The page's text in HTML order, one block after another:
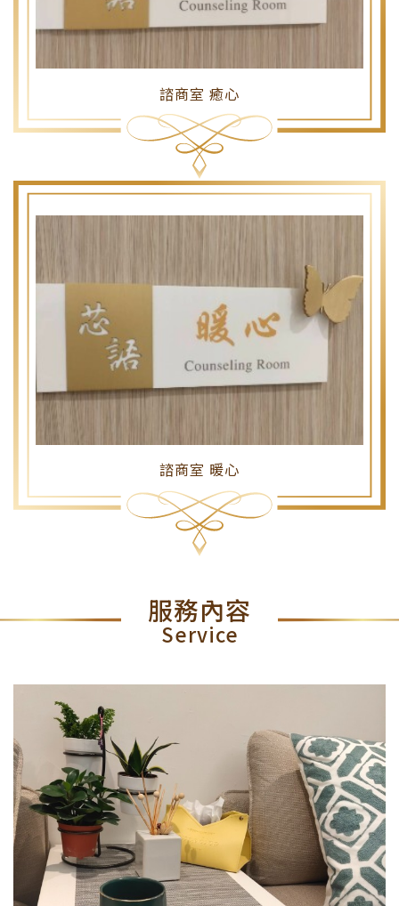
諮商室 癒心
諮商室 暖心
服務內容
Service